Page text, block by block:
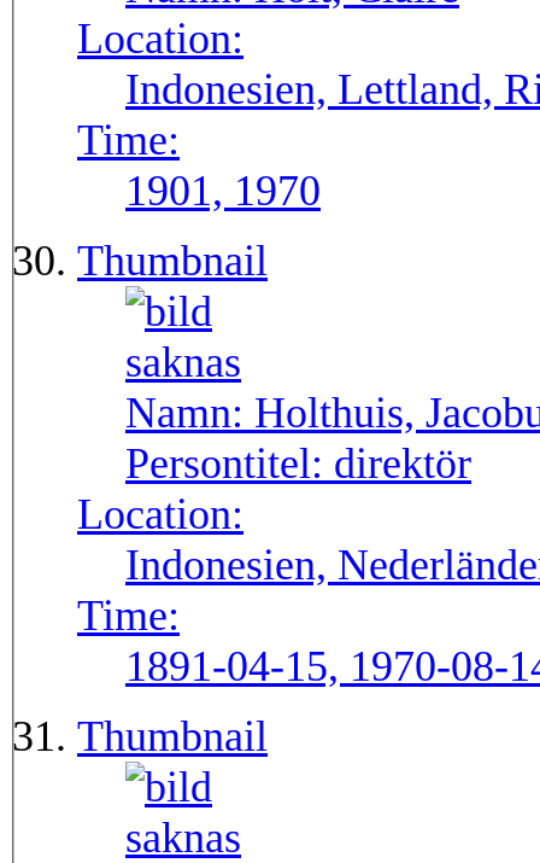
Location:
Indonesien, Lettland,
Time:
1901, 1970
Thumbnail
Namn: Holthuis,
Persontitel: direktör
Location:
Indonesien,
Time:
1891-04-15, 1970-08-
Thumbnail